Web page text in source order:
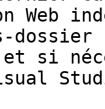
Web
dossier
si